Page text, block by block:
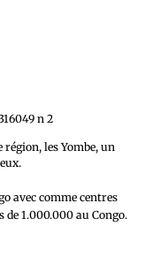
les Yombe, un
avec comme centres
de 1.000.000 au Congo.